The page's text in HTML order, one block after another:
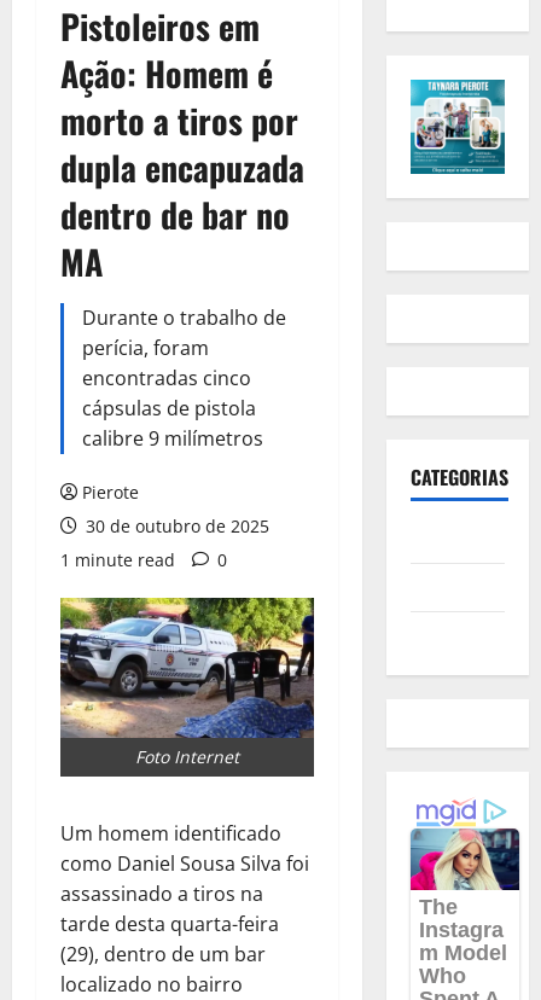
Pistoleiros em
Ação: Homem é
morto a tiros por
dupla encapuzada
dentro de bar no
MA
Durante o trabalho de
perícia, foram
encontradas cinco
cápsulas de pistola
calibre 9 milímetros
Pierote
30 de outubro de 2025
1 minute read
0
Foto Internet
Um homem identificado
como Daniel Sousa Silva foi
assassinado a tiros na
tarde desta quarta-feira
(29), dentro de um bar
localizado no bairro
CATEGORIAS